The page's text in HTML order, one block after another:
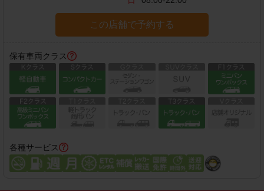
この店舗で予約する
保有車両クラス
各種サービス